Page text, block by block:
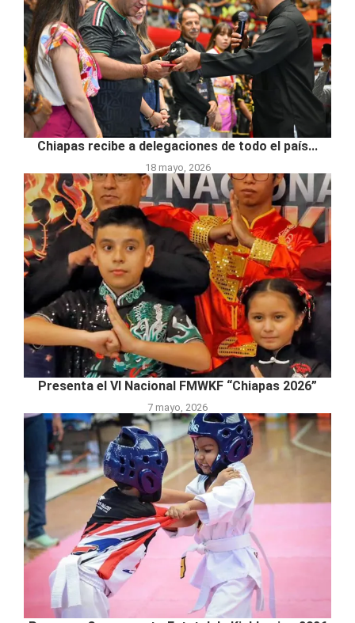
Chiapas recibe a delegaciones de todo el país...
18 mayo, 2026
Presenta el VI Nacional FMWKF “Chiapas 2026”
7 mayo, 2026